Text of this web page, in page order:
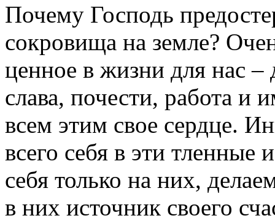
Почему Господь
сокровища на земле?
ценное в жизни для нас –
слава, почести, работа и
всем этим свое сердце.
всего себя в эти
себя только на них,
в них источник своего